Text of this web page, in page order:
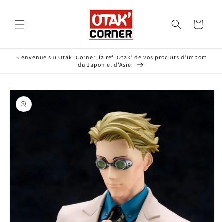
au
contenu
Panier
Bienvenue sur Otak' Corner, la ref' Otak' de vos produits d'import
du Japon et d'Asie.
Passer aux
informations
produits